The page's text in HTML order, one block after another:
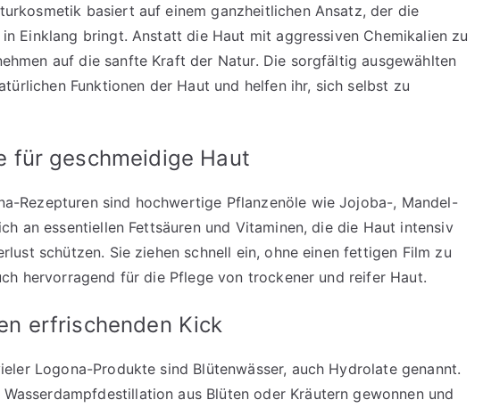
basiert auf einem ganzheitlichen Ansatz, der die
Einklang bringt. Anstatt die Haut mit aggressiven Chemikalien zu
auf die sanfte Kraft der Natur. Die sorgfältig ausgewählten
Funktionen der Haut und helfen ihr, sich selbst zu
für geschmeidige Haut
Rezepturen sind hochwertige Pflanzenöle wie Jojoba-, Mandel-
an essentiellen Fettsäuren und Vitaminen, die die Haut intensiv
schützen. Sie ziehen schnell ein, ohne einen fettigen Film zu
hervorragend für die Pflege von trockener und reifer Haut.
erfrischenden Kick
Logona-Produkte sind Blütenwässer, auch Hydrolate genannt.
aus Blüten oder Kräutern gewonnen und